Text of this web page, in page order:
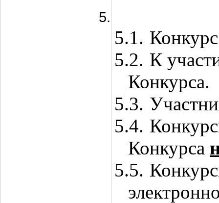
5.1.
5.2. К
Конкурса.
5.3.
5.4.
Конкурса
5.5.